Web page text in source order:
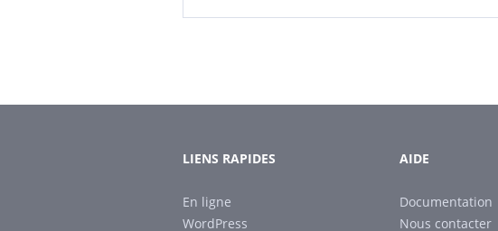
LIENS RAPIDES
En ligne
WordPress
AIDE
Documentation
Nous contacter